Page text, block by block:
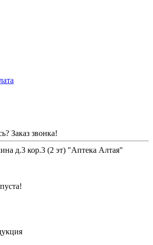
Заказ звонка!
д.3 кор.3 (2 эт) "Аптека Алтая"